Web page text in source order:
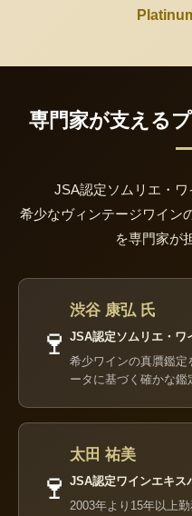
専門家が支える
JSA認定ソムリエ・ワ
希少なヴィンテージワイン
を専門家が
🍷
渋谷 康弘 氏
JSA認定ソムリエ・ワ
希少ワインの真贋鑑
ータに基づく確かな鑑
🍷
太田 祐美
JSA認定ワインエキス
2003年より15年以上